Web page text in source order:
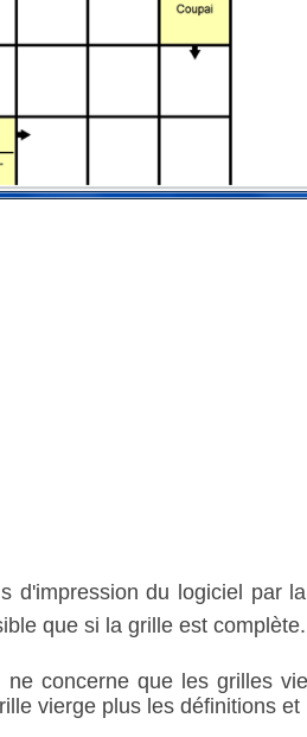
d'impression du logiciel par
que si la grille est complète.
concerne que les grilles
vierge plus les définitions